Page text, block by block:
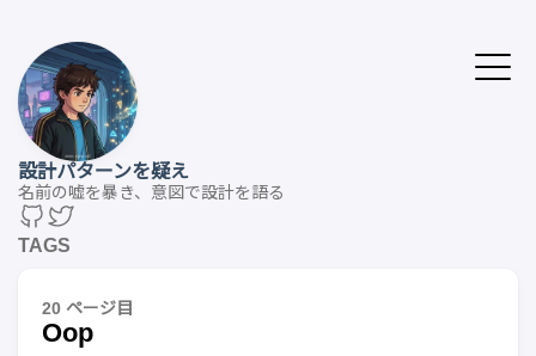
設計パターンを疑え
名前の嘘を暴き、意図で設計を語る
TAGS
20 ページ目
Oop